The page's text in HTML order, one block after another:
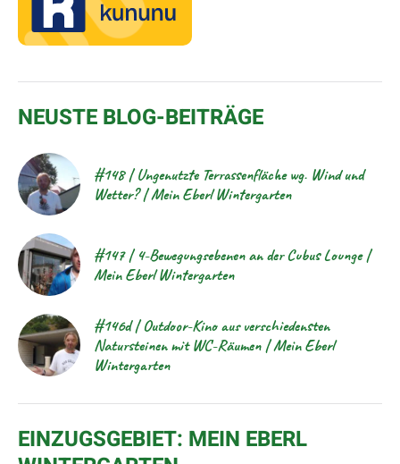
NEUSTE BLOG-BEITRÄGE
#148 | Ungenutzte Terrassenfläche wg. Wind und
Wetter? | Mein Eberl Wintergarten
#147 | 4-Bewegungsebenen an der Cubus Lounge |
Mein Eberl Wintergarten
#146d | Outdoor-Kino aus verschiedensten
Natursteinen mit WC-Räumen | Mein Eberl
Wintergarten
EINZUGSGEBIET: MEIN EBERL